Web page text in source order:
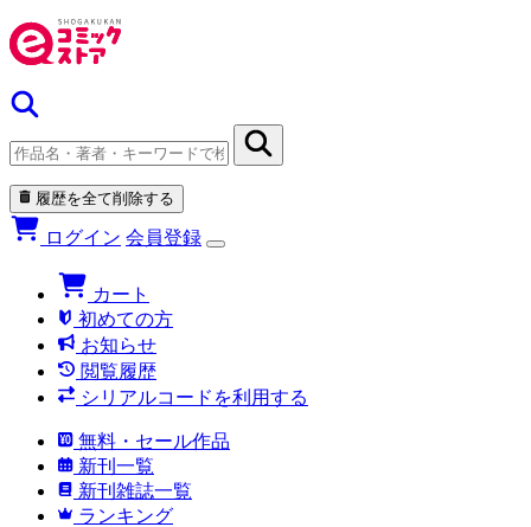
履歴を全て削除する
ログイン 会員登録
カート
初めての方
お知らせ
閲覧履歴
シリアルコードを利用する
無料・セール作品
新刊一覧
新刊雑誌一覧
ランキング